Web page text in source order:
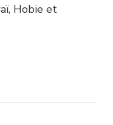
Hobie et